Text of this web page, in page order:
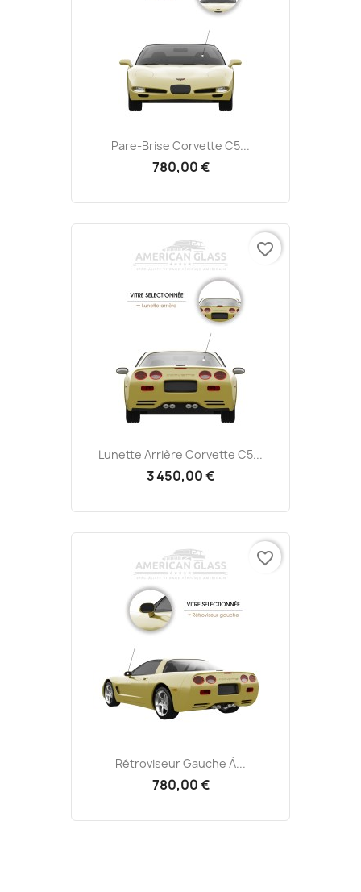
Pare-Brise Corvette C5...
780,00 €
Lunette Arrière Corvette C5...
3 450,00 €
favorite_border
Rétroviseur Gauche À...
780,00 €
favorite_border